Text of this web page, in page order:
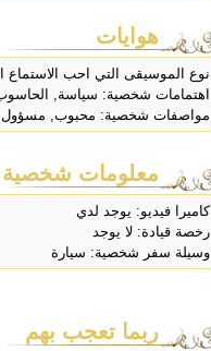
هوايات
نوع الموسيقى التي احب الاستماع
اهتمامات شخصية: سياسة,
مواصفات شخصية: محبوب,
معلومات شخصية
كاميرا فيديو: يوجد لدي
رخصة قيادة: لا يوجد
وسيلة سفر شخصية: سيارة
ربما تعجب بهم